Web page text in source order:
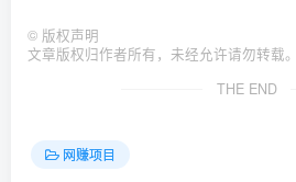
© 版权声明
文章版权归作者所有，未经允许请勿转载。
THE END
网赚项目